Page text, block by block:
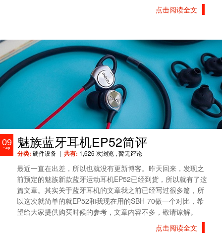
点击阅读全文
09
Sep 魅族蓝牙耳机EP52简评
分类: 硬件设备 | 共有: 1,626 次浏览 , 暂无评论
最近一直在出差，所以也就没有更新博客。昨天回来，发现之
前预定的魅族新款蓝牙运动耳机EP52已经到货，所以就有了这
篇文章。其实关于蓝牙耳机的文章我之前已经写过很多篇，所
以这次就简单的就EP52和我现在用的SBH-70做一个对比，希
望给大家提供购买时候的参考，文章内容不多，敬请谅解。
点击阅读全文